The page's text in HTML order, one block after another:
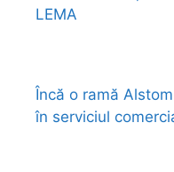
LEMA
Încă o ramă
în serviciul